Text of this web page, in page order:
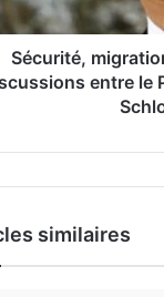
Sécurité,
entre le
similaires